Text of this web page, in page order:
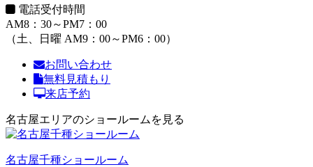
電話受付時間
AM8：30～PM7：00
（土、日曜 AM9：00～PM6：00）
お問い合わせ
無料見積もり
来店予約
名古屋エリアのショールームを見る
名古屋千種ショールーム